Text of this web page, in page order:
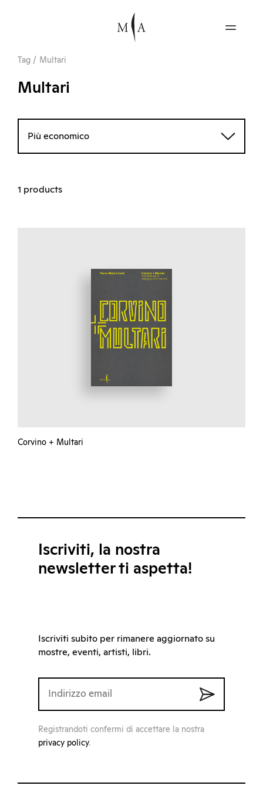
Tag / Multari
Multari
Più economico
1 products
Corvino + Multari
Iscriviti, la nostra
newsletter ti aspetta!
Iscriviti subito per rimanere aggiornato su
mostre, eventi, artisti, libri.
Registrandoti confermi di accettare la nostra
privacy policy.